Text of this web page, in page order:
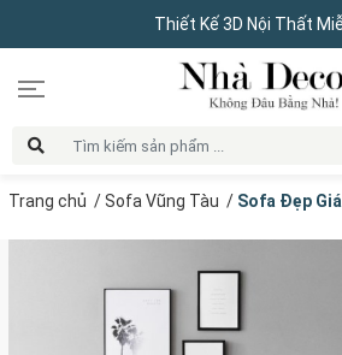
Thiết Kế 3D Nội Thất
Trang chủ /Sofa Vũng Tàu / Sofa Đẹp